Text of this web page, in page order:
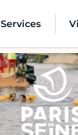
Services